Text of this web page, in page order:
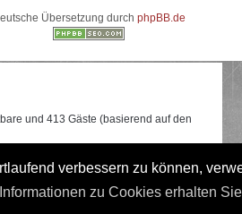
verbessern zu können,
zu Cookies erhalten
Übersetzung durch phpBB.de
und 413 Gäste (basierend auf den